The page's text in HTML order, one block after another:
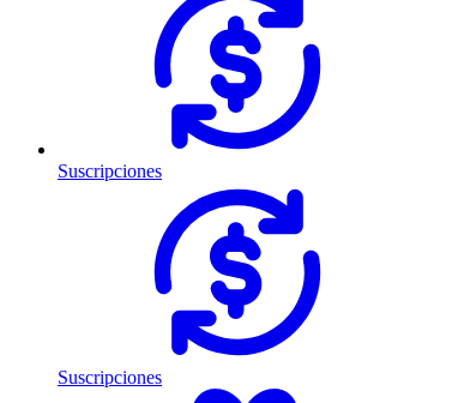
Suscripciones
Suscripciones